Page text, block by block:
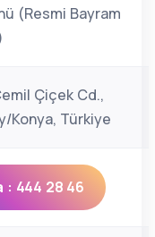
(Resmi Bayram
Çiçek Cd.,
Konya, Türkiye
: 444 28 46